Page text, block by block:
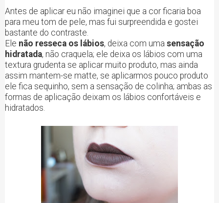
Antes de aplicar eu não imaginei que a cor ficaria boa
para meu tom de pele, mas fui surpreendida e gostei
bastante do contraste.
Ele não resseca os lábios, deixa com uma sensação
hidratada, não craquela; ele deixa os lábios com uma
textura grudenta se aplicar muito produto, mas ainda
assim mantem-se matte, se aplicarmos pouco produto
ele fica sequinho, sem a sensação de colinha; ambas as
formas de aplicação deixam os lábios confortáveis e
hidratados.